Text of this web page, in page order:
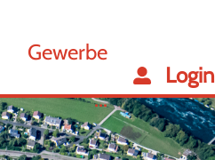
Gewerbe
...
Login